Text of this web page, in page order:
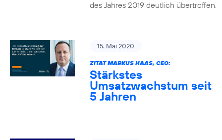
des Jahres 2019 deutlich übertroffen.
15. Mai 2020
ZITAT MARKUS HAAS, CEO:
Stärkstes
Umsatzwachstum seit
5 Jahren